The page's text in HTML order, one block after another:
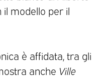
il modello per il
è affidata, tra gli
anche Ville